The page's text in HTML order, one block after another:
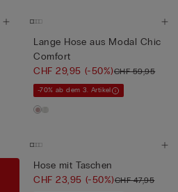
Lange Hose aus Modal Chic
Comfort
CHF 29,95 (-50%)CHF 59,95
-70% ab dem 3. Artikel
Hose mit Taschen
CHF 23,95 (-50%)CHF 47,95